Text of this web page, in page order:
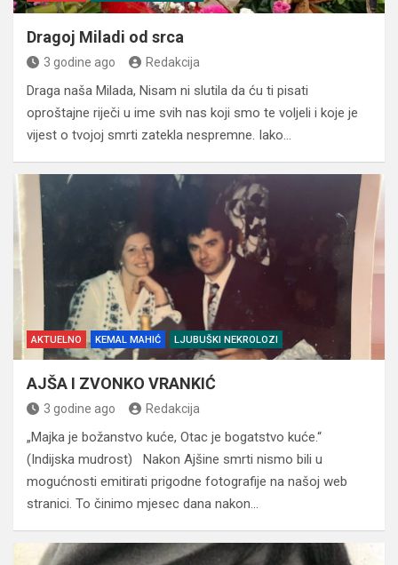
Dragoj Miladi od srca
3 godine ago Redakcija
Draga naša Milada, Nisam ni slutila da ću ti pisati
oproštajne riječi u ime svih nas koji smo te voljeli i koje je
vijest o tvojoj smrti zatekla nespremne. Iako…
AKTUELNO KEMAL MAHIĆ LJUBUŠKI NEKROLOZI
AJŠA I ZVONKO VRANKIĆ
3 godine ago Redakcija
„Majka je božanstvo kuće, Otac je bogatstvo kuće.“
(Indijska mudrost) Nakon Ajšine smrti nismo bili u
mogućnosti emitirati prigodne fotografije na našoj web
stranici. To činimo mjesec dana nakon…